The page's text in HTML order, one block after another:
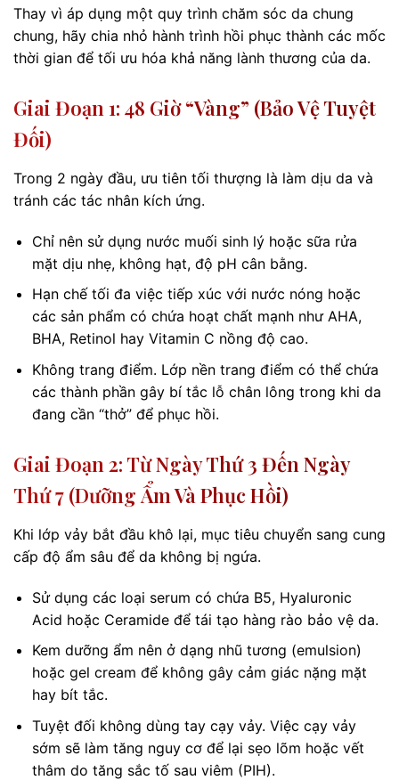
Thay vì áp dụng một quy trình chăm sóc da chung
chung, hãy chia nhỏ hành trình hồi phục thành các mốc
thời gian để tối ưu hóa khả năng lành thương của da.
Giai Đoạn 1: 48 Giờ “vàng” (Bảo Vệ Tuyệt
Đối)
Trong 2 ngày đầu, ưu tiên tối thượng là làm dịu da và
tránh các tác nhân kích ứng.
Chỉ nên sử dụng nước muối sinh lý hoặc sữa rửa
mặt dịu nhẹ, không hạt, độ pH cân bằng.
Hạn chế tối đa việc tiếp xúc với nước nóng hoặc
các sản phẩm có chứa hoạt chất mạnh như AHA,
BHA, Retinol hay Vitamin C nồng độ cao.
Không trang điểm. Lớp nền trang điểm có thể chứa
các thành phần gây bí tắc lỗ chân lông trong khi da
đang cần “thở” để phục hồi.
Giai Đoạn 2: Từ Ngày Thứ 3 Đến Ngày
Thứ 7 (Dưỡng Ẩm Và Phục Hồi)
Khi lớp vảy bắt đầu khô lại, mục tiêu chuyển sang cung
cấp độ ẩm sâu để da không bị ngứa.
Sử dụng các loại serum có chứa B5, Hyaluronic
Acid hoặc Ceramide để tái tạo hàng rào bảo vệ da.
Kem dưỡng ẩm nên ở dạng nhũ tương (emulsion)
hoặc gel cream để không gây cảm giác nặng mặt
hay bít tắc.
Tuyệt đối không dùng tay cạy vảy. Việc cạy vảy
sớm sẽ làm tăng nguy cơ để lại sẹo lõm hoặc vết
thâm do tăng sắc tố sau viêm (PIH).